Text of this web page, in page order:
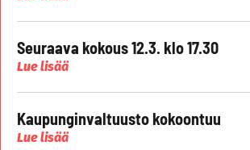
Seuraava kokous 12.3. klo 17.30
Lue lisää
Kaupunginvaltuusto kokoontuu
Lue lisää